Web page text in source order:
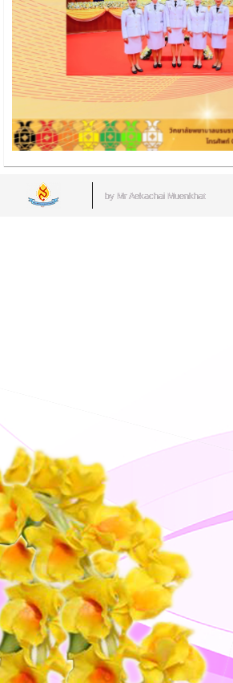
by Mr.Aekachai Muenkhat